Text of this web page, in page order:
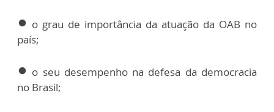
fiber_manual_record o grau de importância da atuação da OAB no
país;
fiber_manual_record o seu desempenho na defesa da democracia
no Brasil;